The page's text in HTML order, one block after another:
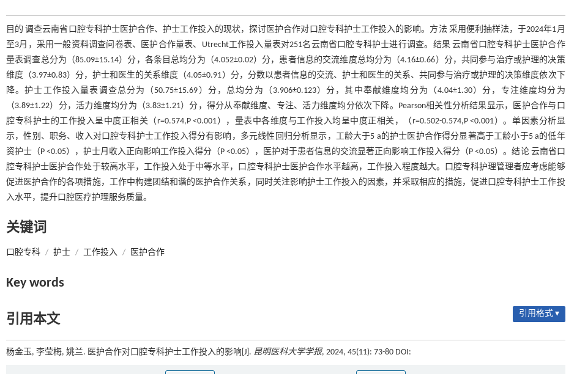
目的 调查云南省口腔专科护士医护合作、护士工作投入的现状，探讨医护合作对口腔专科护士工作投入的影响。方法 采用便利抽样法，于2024年1月
至3月，采用一般资料调查问卷表、医护合作量表、Utrecht工作投入量表对251名云南省口腔专科护士进行调查。结果 云南省口腔专科护士医护合作
量表调查总分为（85.09±15.14）分，各条目总均分为（4.052±0.02）分，患者信息的交流维度总均分为（4.16±0.66）分，共同参与治疗或护理的决策
维度（3.97±0.83）分，护士和医生的关系维度（4.05±0.91）分，分数以患者信息的交流、护士和医生的关系、共同参与治疗或护理的决策维度依次下
降。护士工作投入量表调查总分为（50.75±15.69）分，总均分为（3.906±0.123）分，其中奉献维度均分为（4.04±1.30）分，专注维度均分为
（3.89±1.22）分，活力维度均分为（3.83±1.21）分，得分从奉献维度、专注、活力维度均分依次下降。Pearson相关性分析结果显示，医护合作与口
腔专科护士的工作投入呈中度正相关（r=0.574,P <0.001），量表中各维度与工作投入均呈中度正相关，（r=0.502-0.574,P <0.001）。单因素分析显
示，性别、职务、收入对口腔专科护士工作投入得分有影响，多元线性回归分析显示，工龄大于5 a的护士医护合作得分显著高于工龄小于5 a的低年
资护士（P <0.05），护士月收入正向影响工作投入得分（P <0.05），医护对于患者信息的交流显著正向影响工作投入得分（P <0.05）。结论 云南省口
腔专科护士医护合作处于较高水平，工作投入处于中等水平，口腔专科护士医护合作水平越高，工作投入程度越大。口腔专科护理管理者应考虑能够
促进医护合作的各项措施，工作中构建团结和谐的医护合作关系，同时关注影响护士工作投入的因素，并采取相应的措施，促进口腔专科护士工作投
入水平，提升口腔医疗护理服务质量。
关键词
口腔专科 / 护士 / 工作投入 / 医护合作
Key words
引用本文 引用格式 ▾
杨金玉, 李莹梅, 姚兰. 医护合作对口腔专科护士工作投入的影响[J]. 昆明医科大学学报, 2024, 45(11): 73-80 DOI: